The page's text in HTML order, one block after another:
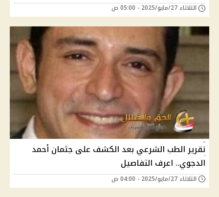
الثلاثاء 27/مايو/2025 - 05:00 ص
تقرير الطب الشرعي بعد الكشف على جثمان أحمد
الدجوي.. اعرف التفاصيل
الثلاثاء 27/مايو/2025 - 04:00 ص